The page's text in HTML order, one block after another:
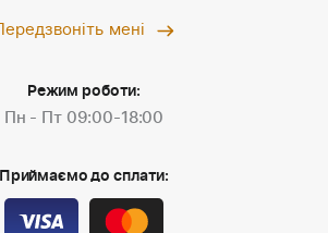
Передзвоніть мені
Режим роботи:
Пн - Пт 09:00-18:00
Приймаємо до сплати: